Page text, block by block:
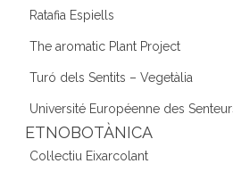
Ratafia Espiells
The aromatic Plant Project
Turó dels Sentits – Vegetàlia
Université Européenne des
ETNOBOTÀNICA
Col·lectiu Eixarcolant